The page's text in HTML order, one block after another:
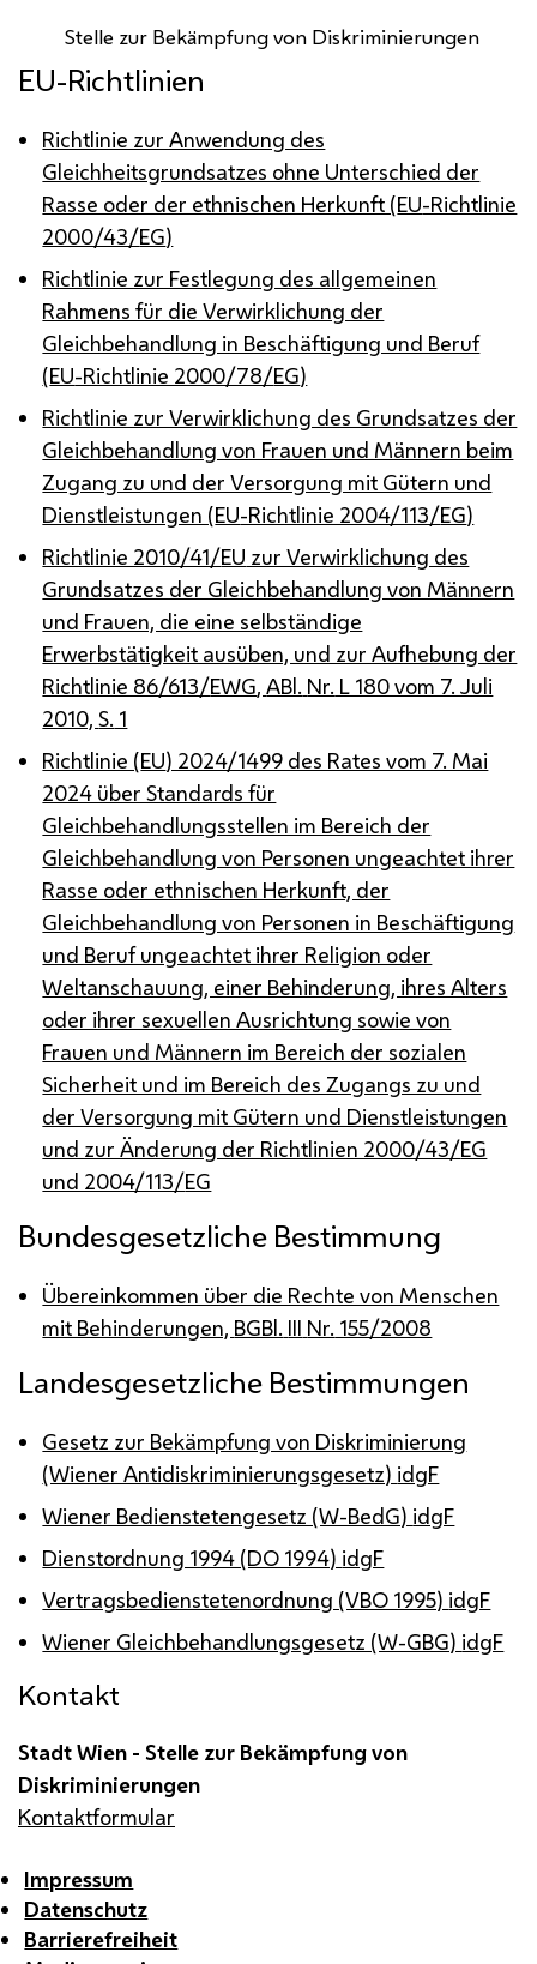
Stelle zur Bekämpfung von Diskriminierungen
EU-Richtlinien
Richtlinie zur Anwendung des
Gleichheitsgrundsatzes ohne Unterschied der
Rasse oder der ethnischen Herkunft (EU-Richtlinie
2000/43/EG)
Richtlinie zur Festlegung des allgemeinen
Rahmens für die Verwirklichung der
Gleichbehandlung in Beschäftigung und Beruf
(EU-Richtlinie 2000/78/EG)
Richtlinie zur Verwirklichung des Grundsatzes der
Gleichbehandlung von Frauen und Männern beim
Zugang zu und der Versorgung mit Gütern und
Dienstleistungen (EU-Richtlinie 2004/113/EG)
Richtlinie 2010/41/EU zur Verwirklichung des
Grundsatzes der Gleichbehandlung von Männern
und Frauen, die eine selbständige
Erwerbstätigkeit ausüben, und zur Aufhebung der
Richtlinie 86/613/EWG,ABl. Nr. L 180 vom 7. Juli
2010,S. 1
Richtlinie (EU) 2024/1499 des Rates vom 7. Mai
2024 über Standards für
Gleichbehandlungsstellen im Bereich der
Gleichbehandlung von Personen ungeachtet ihrer
Rasse oder ethnischen Herkunft, der
Gleichbehandlung von Personen in Beschäftigung
und Beruf ungeachtet ihrer Religion oder
Weltanschauung, einer Behinderung, ihres Alters
oder ihrer sexuellen Ausrichtung sowie von
Frauen und Männern im Bereich der sozialen
Sicherheit und im Bereich des Zugangs zu und
der Versorgung mit Gütern und Dienstleistungen
und zur Änderung der Richtlinien 2000/43/EG
und 2004/113/EG
Bundesgesetzliche Bestimmung
Übereinkommen über die Rechte von Menschen
mit Behinderungen, BGBl. III Nr. 155/2008
Landesgesetzliche Bestimmungen
Gesetz zur Bekämpfung von Diskriminierung
(Wiener Antidiskriminierungsgesetz) idgF
Wiener Bedienstetengesetz (W-BedG) idgF
Dienstordnung 1994 (DO 1994) idgF
Vertragsbedienstetenordnung (VBO 1995) idgF
Wiener Gleichbehandlungsgesetz (W-GBG) idgF
Kontakt
Stadt Wien - Stelle zur Bekämpfung von
Diskriminierungen
Kontaktformular
Impressum
Datenschutz
Barrierefreiheit